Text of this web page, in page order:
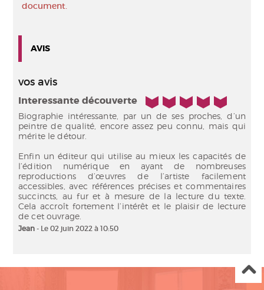
document.
AVIS
vos avis
Interessante découverte 5/5
Biographie intéressante, par un de ses proches, d’un
peintre de qualité, encore assez peu connu, mais qui
mérite le détour.
Enfin un éditeur qui utilise au mieux les capacités de
l’édition numérique en ayant de nombreuses
reproductions d’œuvres de l’artiste facilement
accessibles, avec références précises et commentaires
succincts, au fur et à mesure de la lecture du texte.
Cela accroît fortement l’intérêt et le plaisir de lecture
de cet ouvrage.
Jean - Le 02 juin 2022 à 10:50